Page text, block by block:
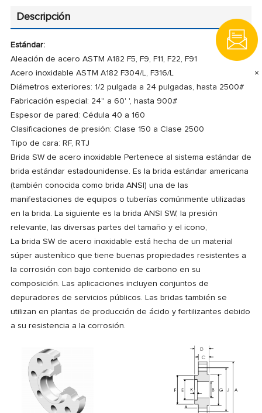
×
Descripción
Estándar:
Aleación de acero ASTM A182 F5, F9, F11, F22, F91
Acero inoxidable ASTM A182 F304/L, F316/L
Diámetros exteriores: 1/2 pulgada a 24 pulgadas, hasta 2500#
Fabricación especial: 24'' a 60' ', hasta 900#
Espesor de pared: Cédula 40 a 160
Clasificaciones de presión: Clase 150 a Clase 2500
Tipo de cara: RF, RTJ
Brida SW de acero inoxidable Pertenece al sistema estándar de
brida estándar estadounidense. Es la brida estándar americana
(también conocida como brida ANSI) una de las
manifestaciones de equipos o tuberías comúnmente utilizadas
en la brida. La siguiente es la brida ANSI SW, la presión
relevante, las diversas partes del tamaño y el icono,
La brida SW de acero inoxidable está hecha de un material
súper austenítico que tiene buenas propiedades resistentes a
la corrosión con bajo contenido de carbono en su
composición. Las aplicaciones incluyen conjuntos de
depuradores de servicios públicos. Las bridas también se
utilizan en plantas de producción de ácido y fertilizantes debido
a su resistencia a la corrosión.